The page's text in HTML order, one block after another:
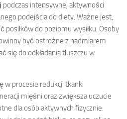
podczas intensywnej aktywności
podejścia do diety. Ważne jest,
posiłków do poziomu wysiłku. Osoby
być ostrożne z nadmiarem
się do odkładania tłuszczu w
w procesie redukcji tkanki
mięśni oraz zwiększa uczucie
dla osób aktywnych fizycznie.